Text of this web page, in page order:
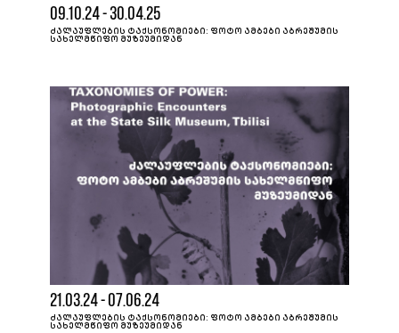
09.10.24 - 30.04.25
ᲫᲐᲚᲐᲣᲤᲚᲔᲑᲘᲡ ᲢᲐᲥᲡᲝᲜᲝᲛᲘᲔᲑᲘ: ᲤᲝᲢᲝ ᲐᲛᲑᲔᲑᲘ ᲐᲑᲠᲔᲨᲣᲛᲘᲡ
ᲡᲐᲮᲔᲚᲛᲬᲘᲤᲝ ᲛᲣᲖᲔᲣᲛᲘᲓᲐᲜ
21.03.24 - 07.06.24
ᲫᲐᲚᲐᲣᲤᲚᲔᲑᲘᲡ ᲢᲐᲥᲡᲝᲜᲝᲛᲘᲔᲑᲘ: ᲤᲝᲢᲝ ᲐᲛᲑᲔᲑᲘ ᲐᲑᲠᲔᲨᲣᲛᲘᲡ
ᲡᲐᲮᲔᲚᲛᲬᲘᲤᲝ ᲛᲣᲖᲔᲣᲛᲘᲓᲐᲜ